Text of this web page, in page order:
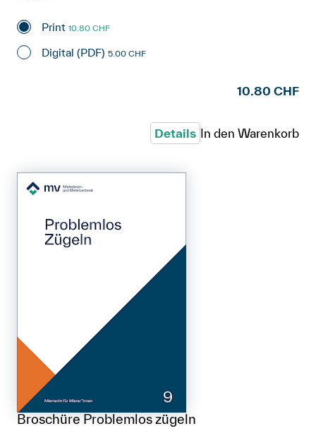
Print 10.80 CHF
Digital (PDF) 5.00 CHF
10.80 CHF
Details In den Warenkorb
Broschüre Problemlos zügeln